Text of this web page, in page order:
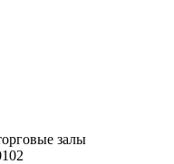
залы